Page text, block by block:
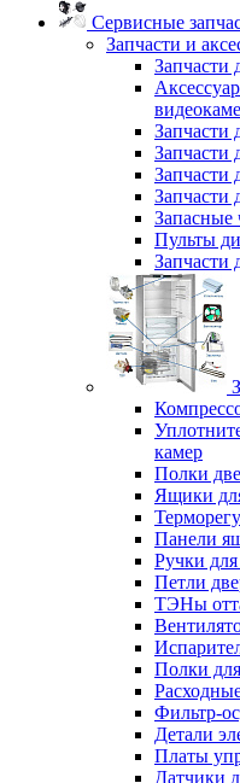
Сервисные
Запчасти и
Запчасти
Запчасти
Запчасти
Запчасти
Запчасти
Запасные
Пульты
Запчасти
камер
Полки
Ящики
Панели
Ручки
Петли
ТЭНы
Полки
Фильтр-
Детали
Платы
Датчики